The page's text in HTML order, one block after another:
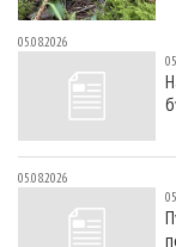
05.08.2026
05.08.2026